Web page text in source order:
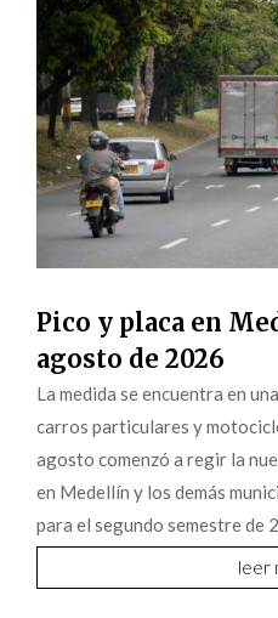
Pico y placa en
agosto de 2026
La medida se encuentra en
carros particulares y
agosto comenzó a regir la
en Medellín y los demás
para el segundo semestre de
leer